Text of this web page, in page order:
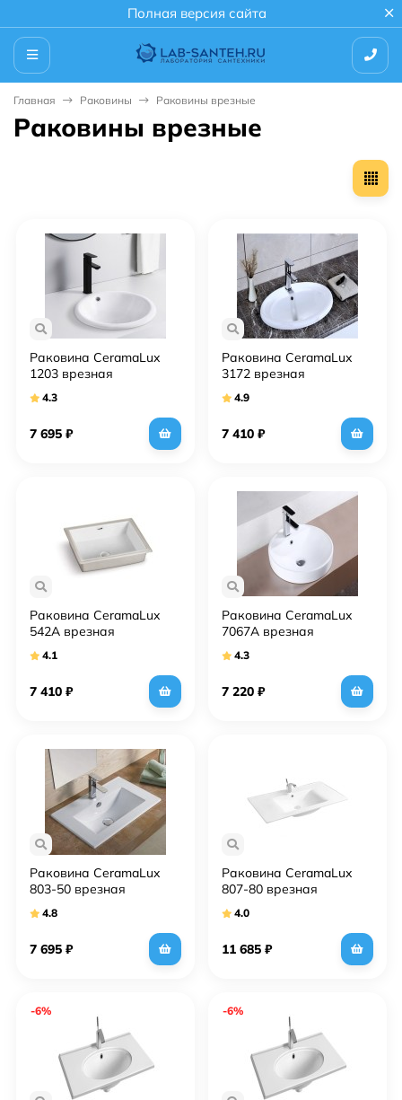
Полная версия сайта
Главная Раковины Раковины врезные
Раковины врезные
Раковина CeramaLux
1203 врезная
4.3
7 695 ₽
Раковина CeramaLux
3172 врезная
4.9
7 410 ₽
Раковина CeramaLux
542A врезная
4.1
7 410 ₽
Раковина CeramaLux
7067A врезная
4.3
7 220 ₽
Раковина CeramaLux
803-50 врезная
4.8
7 695 ₽
Раковина CeramaLux
807-80 врезная
4.0
11 685 ₽
-6% -6%